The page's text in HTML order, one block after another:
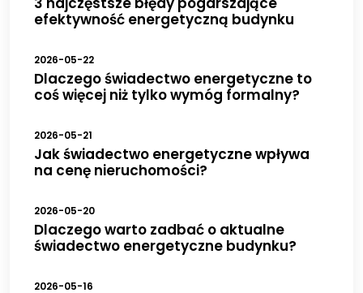
efektywność energetyczną budynku
2026-05-22
Dlaczego świadectwo energetyczne to
coś więcej niż tylko wymóg formalny?
2026-05-21
Jak świadectwo energetyczne wpływa
na cenę nieruchomości?
2026-05-20
Dlaczego warto zadbać o aktualne
świadectwo energetyczne budynku?
2026-05-16